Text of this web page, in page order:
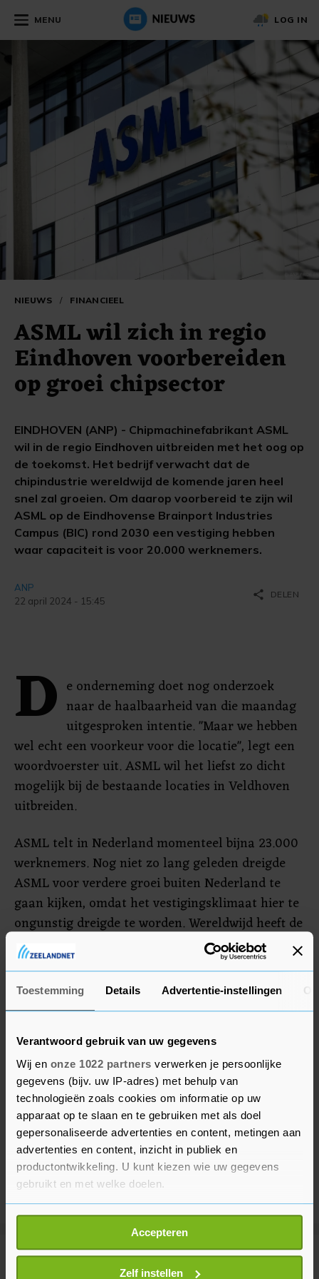
Toestemming Details Advertentie-instellingen
Verantwoord gebruik van uw gegevens
Wij en onze 1022 partners verwerken je persoonlijke
gegevens (bijv. uw IP-adres) met behulp van
technologieën zoals cookies om informatie op uw
apparaat op te slaan en te gebruiken met als doel
gepersonaliseerde advertenties en content, metingen aan
advertenties en content, inzicht in publiek en
productontwikkeling. U kunt kiezen wie uw gegevens
gebruikt en met welke doelen.
Als u het toestaat, willen we ook graag:
Informatie verzamelen over uw geografische
locatie, die tot een paar meter nauwkeurig kan zijn
Uw apparaat identificeren door het actief te
Accepteren
Zelf instellen
MENU LOG IN
NIEUWS / FINANCIEEL
ASML wil zich in regio
Eindhoven voorbereiden
op groei chipsector
EINDHOVEN (ANP) - Chipmachinefabrikant ASML
wil in de regio Eindhoven uitbreiden met het oog op
de toekomst. Het bedrijf verwacht dat de
chipindustrie wereldwijd de komende jaren heel
snel zal groeien. Om daarop voorbereid te zijn wil
ASML op de Eindhovense Brainport Industries
Campus (BIC) rond 2030 een vestiging hebben
waar capaciteit is voor 20.000 werknemers.
ANP
22 april 2024 - 15:45
share DELEN
D e onderneming doet nog onderzoek
naar de haalbaarheid van die maandag
uitgesproken intentie. "Maar we hebben
wel echt een voorkeur voor die locatie", legt een
woordvoerster uit. ASML wil het liefst zo dicht
mogelijk bij de bestaande locaties in Veldhoven
uitbreiden.
ASML telt in Nederland momenteel bijna 23.000
werknemers. Nog niet zo lang geleden dreigde
ASML voor verdere groei buiten Nederland te
gaan kijken, omdat het vestigingsklimaat hier te
ongunstig dreigde te worden. Wereldwijd heeft de
onderneming meer dan 42.000 mensen in dienst.
Meer uit Financieel